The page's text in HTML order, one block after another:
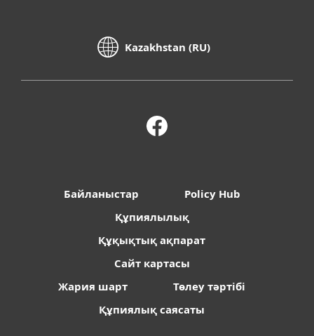
Kazakhstan (RU)
Байланыстар
Policy Hub
Құпиялылық
Құқықтық ақпарат
Сайт картасы
Жария шарт
Төлеу тәртібі
Құпиялық саясаты